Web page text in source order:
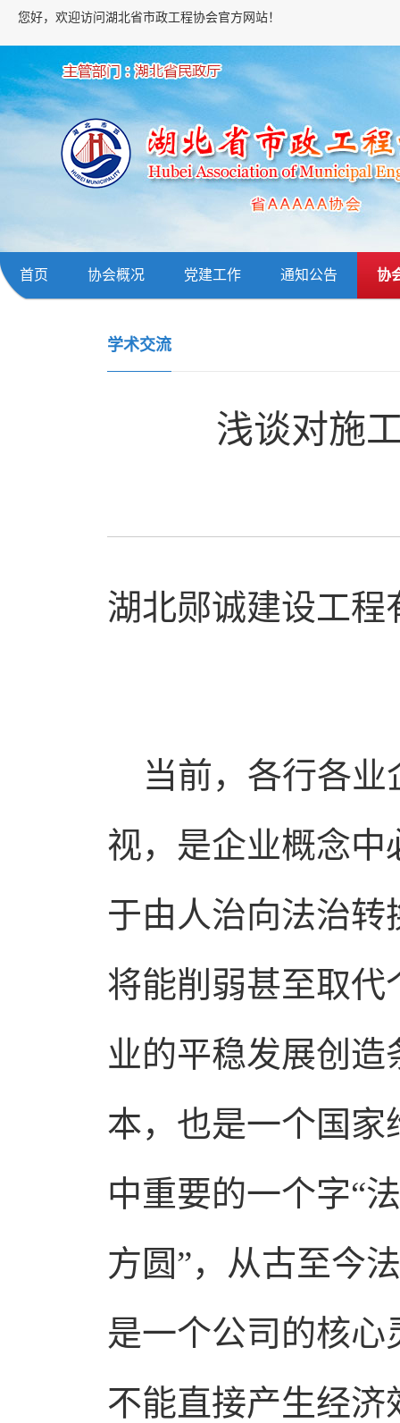
您好，欢迎访问湖北省市政工程协会官方网站！
首页 协会概况 党建工作 通知公告 协
学术交流
浅谈对施
湖北郧诚建设工程
当前，各行各业
视，是企业概念
于由人治向法治
将能削弱甚至取
业的平稳发展创
本，也是一个国
中重要的一个字“
方圆”，从古至今
是一个公司的核
不能直接产生经